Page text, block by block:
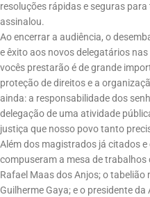
resoluções rápidas e seguras
assinalou.
Ao encerrar a audiência, o
e êxito aos novos delegatários
vocês prestarão é de grande
proteção de direitos e a
ainda: a responsabilidade dos
delegação de uma atividade
justiça que nosso povo tanto
Além dos magistrados já citados
compuseram a mesa de trabalhos
Rafael Maas dos Anjos; o
Guilherme Gaya; e o presidente